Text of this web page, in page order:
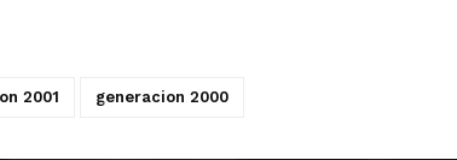
2001 generacion 2000